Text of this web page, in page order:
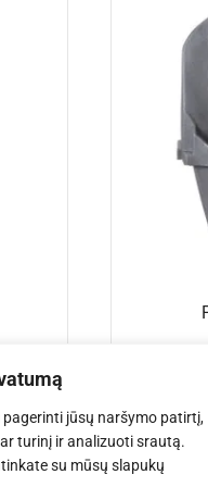
jūsų naršymo patirtį,
turinį ir analizuoti srautą.
su mūsų slapukų
Choro